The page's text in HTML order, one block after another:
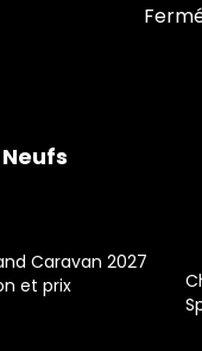
Caravan 2027
et prix